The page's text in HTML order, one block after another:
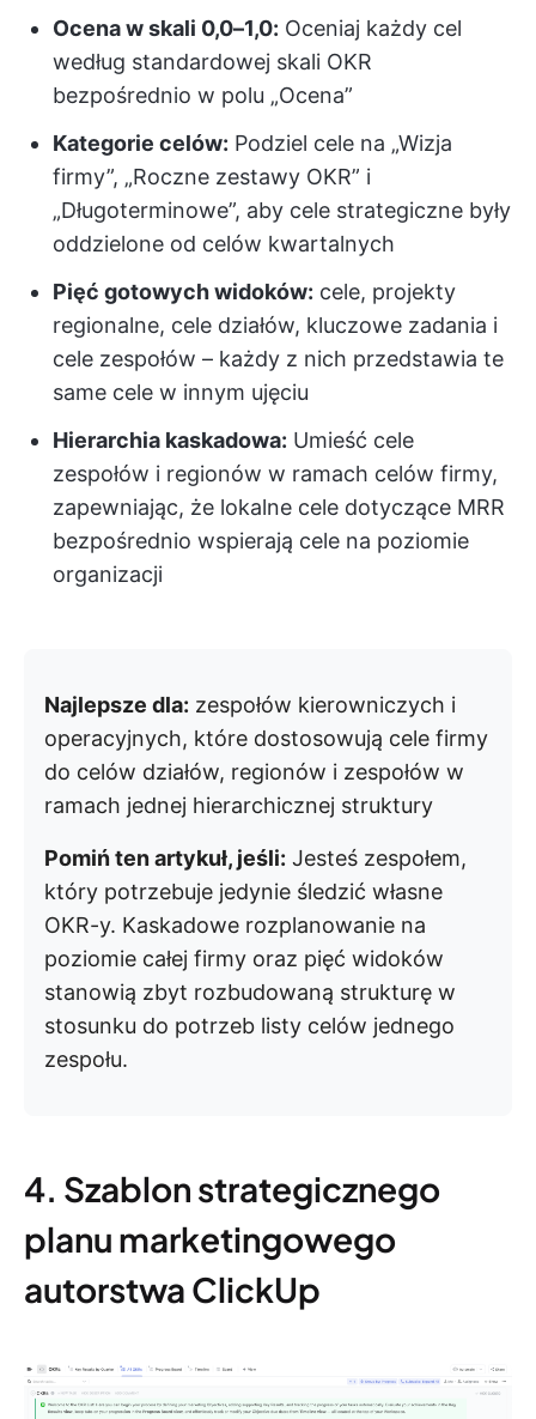
Ocena w skali 0,0–1,0: Oceniaj każdy cel
według standardowej skali OKR
bezpośrednio w polu „Ocena”
Kategorie celów: Podziel cele na „Wizja
firmy”, „Roczne zestawy OKR” i
„Długoterminowe”, aby cele strategiczne były
oddzielone od celów kwartalnych
Pięć gotowych widoków: cele, projekty
regionalne, cele działów, kluczowe zadania i
cele zespołów – każdy z nich przedstawia te
same cele w innym ujęciu
Hierarchia kaskadowa: Umieść cele
zespołów i regionów w ramach celów firmy,
zapewniając, że lokalne cele dotyczące MRR
bezpośrednio wspierają cele na poziomie
organizacji
Najlepsze dla: zespołów kierowniczych i
operacyjnych, które dostosowują cele firmy
do celów działów, regionów i zespołów w
ramach jednej hierarchicznej struktury
Pomiń ten artykuł, jeśli: Jesteś zespołem,
który potrzebuje jedynie śledzić własne
OKR-y. Kaskadowe rozplanowanie na
poziomie całej firmy oraz pięć widoków
stanowią zbyt rozbudowaną strukturę w
stosunku do potrzeb listy celów jednego
zespołu.
4. Szablon strategicznego
planu marketingowego
autorstwa ClickUp